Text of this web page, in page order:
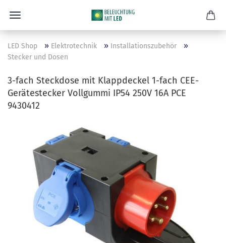
LED Shop » Elektrotechnik » Installationszubehör »
Stecker und Dosen
3-fach Steckdose mit Klappdeckel 1-fach CEE-
Gerätestecker Vollgummi IP54 250V 16A PCE
9430412